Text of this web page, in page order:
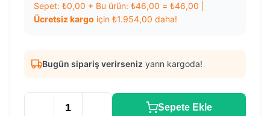
Sepet: ₺0,00 + Bu ürün: ₺46,00 = ₺46,00
Ücretsiz kargo için ₺1.954,00 daha!
Bugün sipariş verirseniz yarın kargoda!
Sepete Ekle